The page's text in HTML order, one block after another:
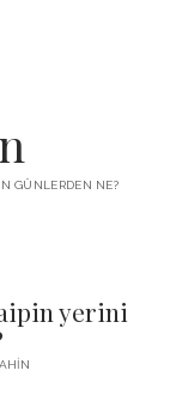
GÜNLERDEN NE?
yerini